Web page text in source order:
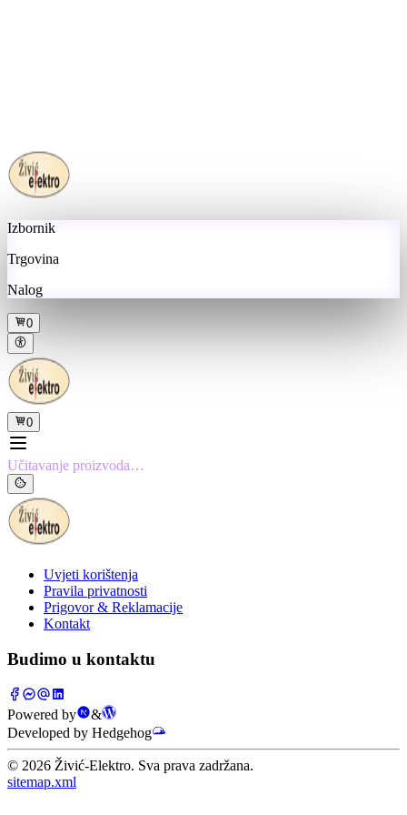
Izbornik
Trgovina
Nalog
0
0
Učitavanje proizvoda…
Uvjeti korištenja
Pravila privatnosti
Prigovor & Reklamacije
Kontakt
Budimo u kontaktu
Powered by
&
Developed by Hedgehog
© 2026 Živić-Elektro. Sva prava zadržana.
sitemap.xml